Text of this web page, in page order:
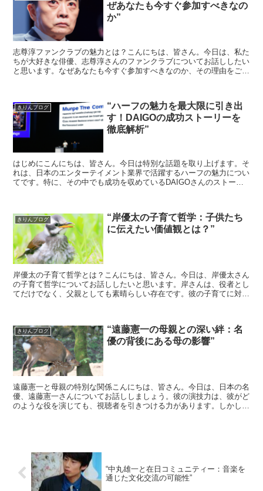
ぜあなたも今すぐ参加すべきなの
か”
志尊淳ファンクラブの魅力とは？こんにちは、皆さん。今日は、私た
ちが大好きな俳優、志尊淳さんのファンクラブについてお話ししたい
と思います。なぜあなたも今すぐ参加すべきなのか、その理由をご紹
きりんブログ
“ハーフの魅力を最大限に引き出
す！DAIGOの成功ストーリーを
徹底解析”
はじめにこんにちは、皆さん。今日は特別な話題を取り上げます。そ
れは、日本のエンターテイメント業界で活躍するハーフの魅力につい
てです。特に、その中でも成功を収めているDAIGOさんのストーリ
きりんブログ
“岸優太の子育て哲学：子供たち
に伝えたい価値観とは？”
岸優太の子育て哲学とは？こんにちは、皆さん。今日は、岸優太さん
の子育て哲学についてお話ししたいと思います。岸さんは、役者とし
てだけでなく、父親としても素晴らしい存在です。彼の子育てに対す
きりんブログ
“遠藤憲一の母親との深い絆：名
優の背後にある母の影響”
遠藤憲一と母親の特別な関係こんにちは、皆さん。今日は、日本の名
優、遠藤憲一さんについてお話ししましょう。彼の演技力は、彼がど
のような役を演じても、視聴者を引きつける力があります。しかし、
“中丸雄一と在日コミュニティー：音楽を
通じた文化交流の可能性”